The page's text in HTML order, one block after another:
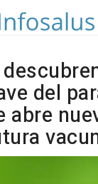
del
abre